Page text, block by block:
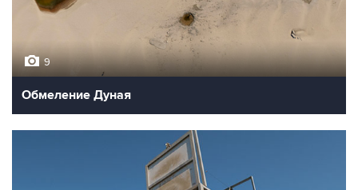
9
Обмеление Дуная